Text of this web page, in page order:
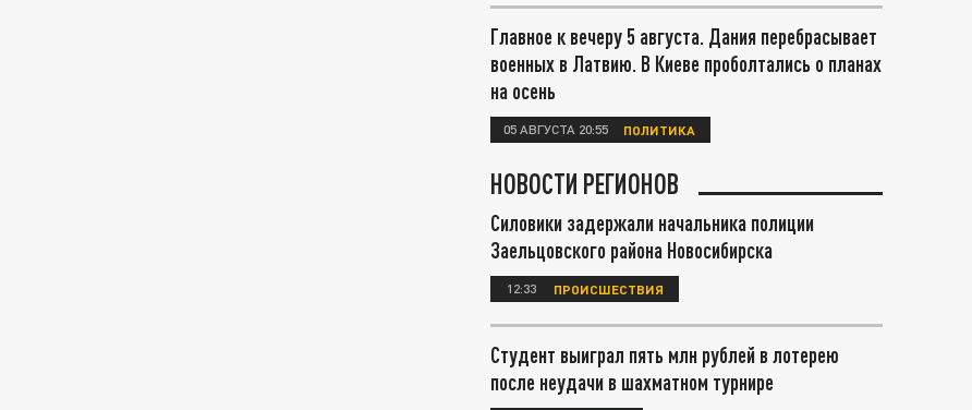
Главное к вечеру 5 августа. Дания перебрасывает
военных в Латвию. В Киеве проболтались о планах
на осень
05 АВГУСТА 20:55 ПОЛИТИКА
НОВОСТИ РЕГИОНОВ
Силовики задержали начальника полиции
Заельцовского района Новосибирска
12:33 ПРОИСШЕСТВИЯ
Студент выиграл пять млн рублей в лотерею
после неудачи в шахматном турнире